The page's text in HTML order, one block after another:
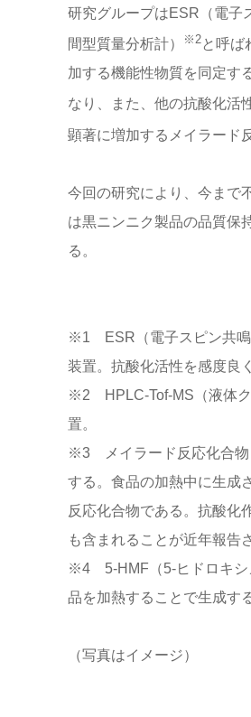
研究グループはESR（電子
間型質量分析計） ※2と呼ば
加する機能性物質を同定す
なり、また、他の抗酸化活
顕著に増加するメイラード
今回の研究により、今まで
は黒ニンニク製品の品質保
る。
※1 ESR（電子スピン共鳴
装置。抗酸化活性を感度良
※2 HPLC-Tof-MS（液体ク
置。
※3 メイラード反応化合物
する。食品の加熱中に生成
反応化合物である。抗酸化
も含まれることが近年報告
※4 5-HMF（5-ヒドロキシ
品を加熱することで生成す
（写真はイメージ）